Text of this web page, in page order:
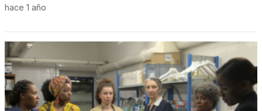
hace 1 año